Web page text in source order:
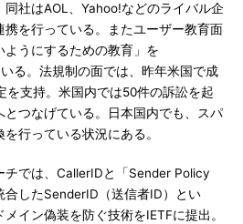
社はAOL、Yahoo!などのライバル企
を行っている。またユーザー教育面
うにするための教育」を
る。法規制の面では、昨年米国で成
を支持。米国内では50件の訴訟を起
とつなげている。日本国内でも、スパ
行っている状況にある。
では、CallerIDと「Sender Policy
合したSenderID（送信者ID）とい
イン偽装を防ぐ技術をIETFに提出。